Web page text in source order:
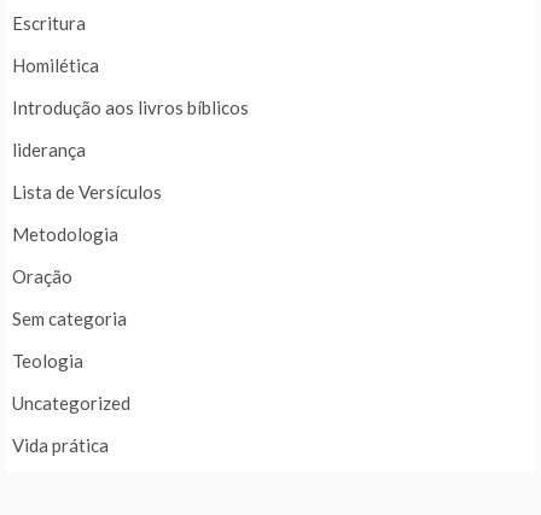
Escritura
Homilética
Introdução aos livros bíblicos
liderança
Lista de Versículos
Metodologia
Oração
Sem categoria
Teologia
Uncategorized
Vida prática